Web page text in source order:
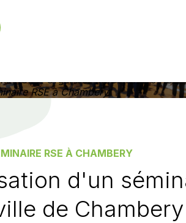
RSE
Avignon Besançon
un événement
RSE
Organiser un challenge
RSE À CHAMBERY
un séminaire
RSE>Organiser un Séminaire RSE
RSE à Chambery
RSE À CHAMBERY
d'un
de Chambery